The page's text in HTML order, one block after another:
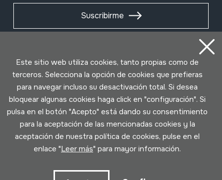
Suscribirme
Condiciones de uso
Política de privacidad
Política de cookies
Este sitio web utiliza cookies, tanto propias como de
terceros. Selecciona la opción de cookies que prefieras
para navegar incluso su desactivación total. Si desea
bloquear algunas cookies haga click en "configuración". Si
pulsa en el botón "Acepto" está dando su consentimiento
para la aceptación de las mencionadas cookies y la
aceptación de nuestra política de cookies, pulse en el
enlace "Leer más" para mayor información.